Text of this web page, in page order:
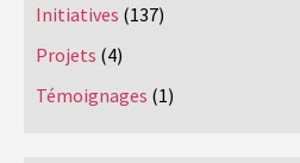
Initiatives (137)
Projets (4)
Témoignages (1)